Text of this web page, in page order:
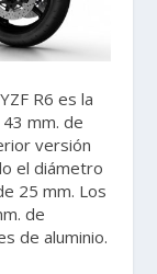
R6 es la
mm. de
versión
el diámetro
25 mm. Los
de
de aluminio.